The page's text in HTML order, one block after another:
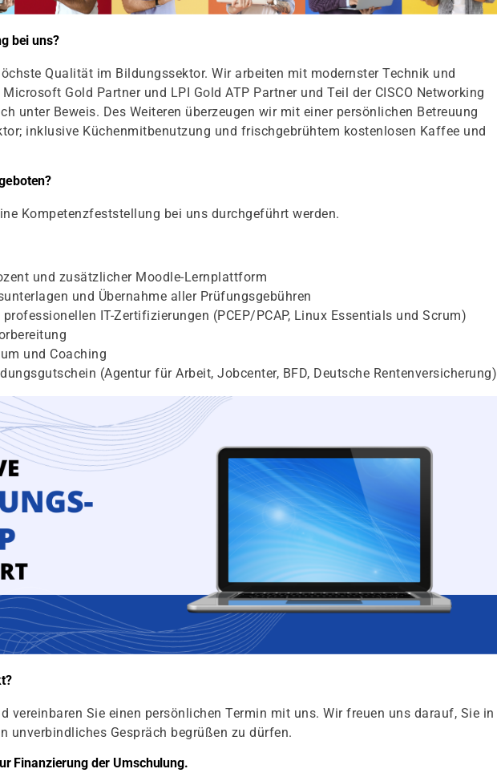
bei uns?
Qualität im Bildungssektor. Wir arbeiten mit modernster Technik und
Gold Partner und LPI Gold ATP Partner und Teil der CISCO Networking
unter Beweis. Des Weiteren überzeugen wir mit einer persönlichen Betreuung
inklusive Küchenmitbenutzung und frischgebrühtem kostenlosen Kaffee und
Kompetenzfeststellung bei uns durchgeführt werden.
und zusätzlicher Moodle-Lernplattform
und Übernahme aller Prüfungsgebühren
IT-Zertifizierungen (PCEP/PCAP, Linux Essentials und Scrum)
und Coaching
(Agentur für Arbeit, Jobcenter, BFD, Deutsche Rentenversicherung)
vereinbaren Sie einen persönlichen Termin mit uns. Wir freuen uns darauf, Sie in
unverbindliches Gespräch begrüßen zu dürfen.
Finanzierung der Umschulung.